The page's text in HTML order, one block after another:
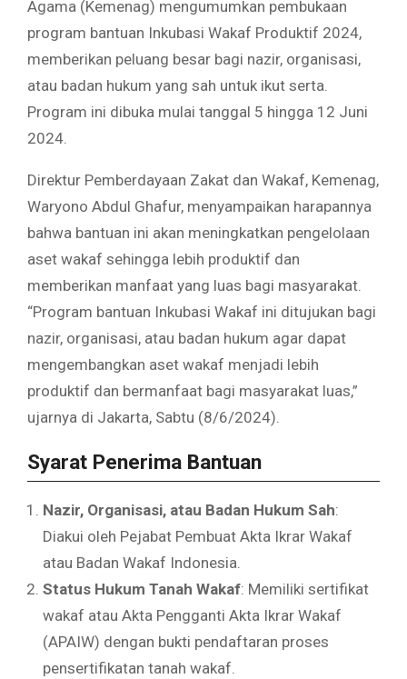
Agama (Kemenag) mengumumkan pembukaan
program bantuan Inkubasi Wakaf Produktif 2024,
memberikan peluang besar bagi nazir, organisasi,
atau badan hukum yang sah untuk ikut serta.
Program ini dibuka mulai tanggal 5 hingga 12 Juni
2024.
Direktur Pemberdayaan Zakat dan Wakaf, Kemenag,
Waryono Abdul Ghafur, menyampaikan harapannya
bahwa bantuan ini akan meningkatkan pengelolaan
aset wakaf sehingga lebih produktif dan
memberikan manfaat yang luas bagi masyarakat.
“Program bantuan Inkubasi Wakaf ini ditujukan bagi
nazir, organisasi, atau badan hukum agar dapat
mengembangkan aset wakaf menjadi lebih
produktif dan bermanfaat bagi masyarakat luas,”
ujarnya di Jakarta, Sabtu (8/6/2024).
Syarat Penerima Bantuan
Nazir, Organisasi, atau Badan Hukum Sah:
Diakui oleh Pejabat Pembuat Akta Ikrar Wakaf
atau Badan Wakaf Indonesia.
Status Hukum Tanah Wakaf: Memiliki sertifikat
wakaf atau Akta Pengganti Akta Ikrar Wakaf
(APAIW) dengan bukti pendaftaran proses
pensertifikatan tanah wakaf.